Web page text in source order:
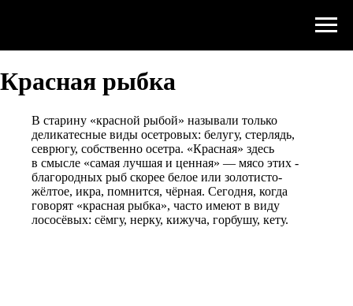
Красная рыбка
В старину «красной рыбой» называли только
деликатесные виды осетровых: белугу, стерлядь,
севрюгу, собственно осетра. «Красная» здесь
в смысле «самая лучшая и ценная» — мясо этих ­
благородных рыб скорее белое или золотисто-
жёлтое, икра, помнится, чёрная. Сегодня, когда
говорят «красная рыбка», часто имеют в виду
лососёвых: сёмгу, нерку, кижуча, горбушу, кету.